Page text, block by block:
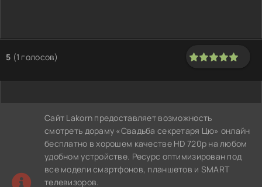
5 (1 голосов)
Сайт Lakorn предоставляет возможность
смотреть дораму «Свадьба секретаря Цю» онлайн
бесплатно в хорошем качестве HD 720p на любом
удобном устройстве. Ресурс оптимизирован под
все модели смартфонов, планшетов и SMART
телевизоров.